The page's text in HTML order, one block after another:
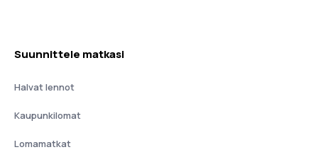
Suunnittele matkasi
Halvat lennot
Kaupunkilomat
Lomamatkat